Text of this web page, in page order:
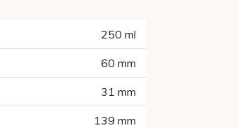
250 ml
60 mm
31 mm
139 mm